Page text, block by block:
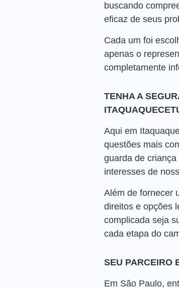
buscando
eficaz de seus
Cada um foi
apenas o
completamente
TENHA A
Aqui em
questões mais
guarda de
interesses de
Além de fornecer
direitos e opções
complicada seja
cada etapa do
SEU PARCEIRO
Em São Paulo,